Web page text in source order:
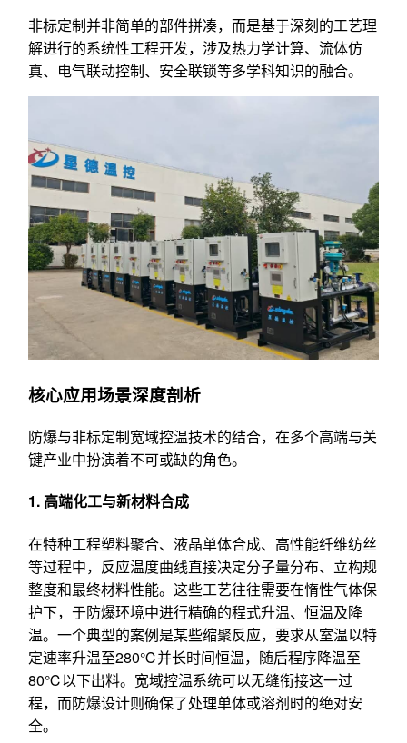
非标定制并非简单的部件拼凑，而是基于深刻的工艺理
解进行的系统性工程开发，涉及热力学计算、流体仿
真、电气联动控制、安全联锁等多学科知识的融合。
核心应用场景深度剖析
防爆与非标定制宽域控温技术的结合，在多个高端与关
键产业中扮演着不可或缺的角色。
1. 高端化工与新材料合成
在特种工程塑料聚合、液晶单体合成、高性能纤维纺丝
等过程中，反应温度曲线直接决定分子量分布、立构规
整度和最终材料性能。这些工艺往往需要在惰性气体保
护下，于防爆环境中进行精确的程式升温、恒温及降
温。一个典型的案例是某些缩聚反应，要求从室温以特
定速率升温至280℃并长时间恒温，随后程序降温至
80℃以下出料。宽域控温系统可以无缝衔接这一过
程，而防爆设计则确保了处理单体或溶剂时的绝对安
全。